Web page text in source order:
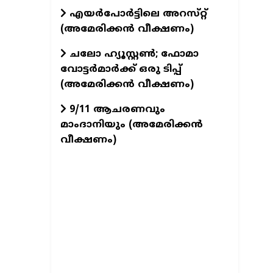
എയർപോർട്ടിലെ അറസ്‌റ്റ്
(അമേരിക്കൻ വീക്ഷണം)
ചലോ ഹ്യൂസ്റ്റൺ; ഫോമാ
വോട്ടർമാർക്ക് ഒരു ടിപ്പ്
(അമേരിക്കൻ വീക്ഷണം)
9/11 ആചരണവും
മാംദാനിയും (അമേരിക്കൻ
വീക്ഷണം)